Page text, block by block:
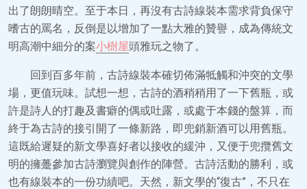
出了朗朗晴空。至于本日，再沒有古詩線裝本需求背負保守
嗜古的罵名，反倒是以增加了一點大雅的贊譽，成為傳統文
明高潮中細分的案小樹屋頭雅玩之物了。
回到百多年前，古詩線裝本確切佈滿牴觸和沖突的文學
場，更值玩味。試想一想，古詩的酒稍稍用了一下舊瓶，或
許是詩人的打趣及書癖的偶或吐露，或處于本錢的盤算，而
終于為古詩的接引開了一條新路，即兜銷新酒可以用舊瓶。
這既給遲疑的新文學喜好者以接收的緩沖，又便于兜攬舊文
明的擁躉參加古詩瀏覽與創作的陣營。古詩活動的勝利，或
也有線裝本的一份功績吧。天然，新文學的“復古”，不只在